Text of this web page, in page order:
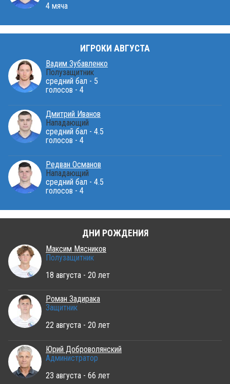
4 мяча
ИГРОКИ АВГУСТА
Вадим Зубавленко
Полузащитник
средний бал - 5
голосов - 4
Дмитрий Иванов
Нападающий
средний бал - 4.5
голосов - 4
Редван Османов
Нападающий
средний бал - 4.5
голосов - 4
ДНИ РОЖДЕНИЯ
Максим Мясников
Полузащитник
18 августа - 20 лет
Роман Задирака
Защитник
22 августа - 20 лет
Юрий Доброволянский
Администратор
23 августа - 66 лет